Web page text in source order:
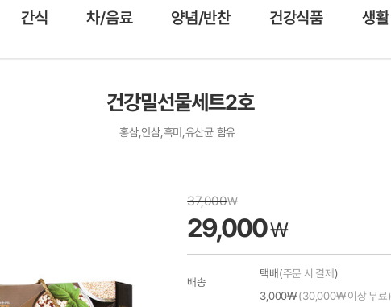
간식 차/음료 양념/반찬 건강식품 생활
건강밀선물세트2호
홍삼,인삼,흑미,유산균 함유
37,000₩
29,000₩
배송
택배(주문 시 결제 )
3,000₩(30,000₩ 이상 무료)